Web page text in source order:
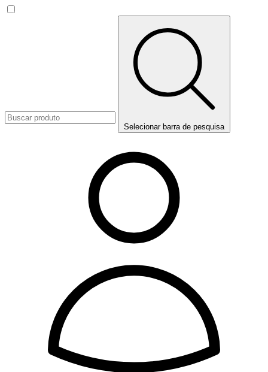
Selecionar barra de pesquisa